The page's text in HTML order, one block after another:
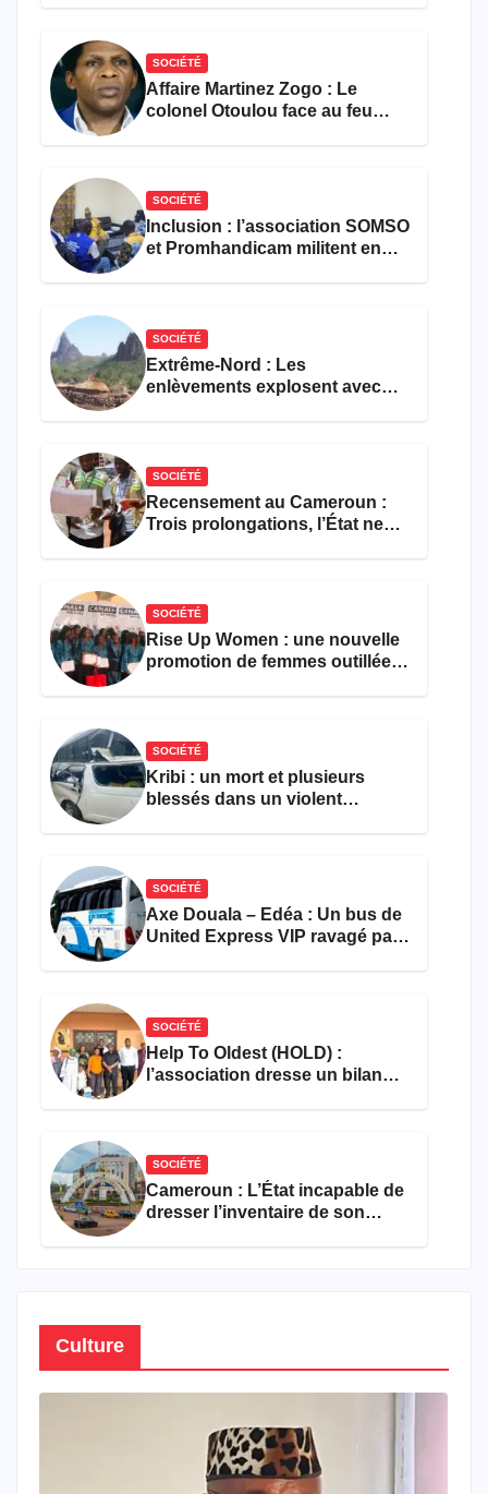
SOCIÉTÉ
Affaire Martinez Zogo : Le
colonel Otoulou face au feu
SOCIÉTÉ
Inclusion : l’association SOMSO
et Promhandicam militent en
SOCIÉTÉ
Extrême-Nord : Les
enlèvements explosent avec
SOCIÉTÉ
Recensement au Cameroun :
Trois prolongations, l’État ne
SOCIÉTÉ
Rise Up Women : une nouvelle
promotion de femmes outillées
SOCIÉTÉ
Kribi : un mort et plusieurs
blessés dans un violent
SOCIÉTÉ
Axe Douala – Edéa : Un bus de
United Express VIP ravagé par
SOCIÉTÉ
Help To Oldest (HOLD) :
l’association dresse un bilan
SOCIÉTÉ
Cameroun : L’État incapable de
dresser l’inventaire de son
Culture